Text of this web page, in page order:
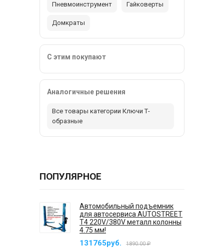
Пневмоинструмент Гайковерты
Домкраты
С этим покупают
Аналогичные решения
Все товары категории Ключи Т-
образные
ПОПУЛЯРНОЕ
Автомобильный подъемник
для автосервиса AUTOSTREET
T4 220V/380V металл колонны
4.75 мм!
131765руб. 1890.00 ₽